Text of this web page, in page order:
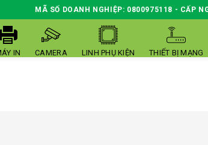
MÃ SỐ DOANH NGHIỆP: 0800975118 - CẤP
IN CAMERA LINH PHỤ KIỆN THIẾT BỊ MẠNG